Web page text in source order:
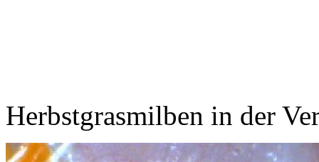
Herbstgrasmilben in der